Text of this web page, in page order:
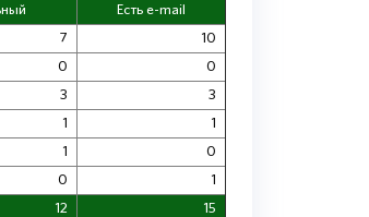
Есть e-mail
7
10
0
0
3
3
1
1
1
0
0
1
12 15